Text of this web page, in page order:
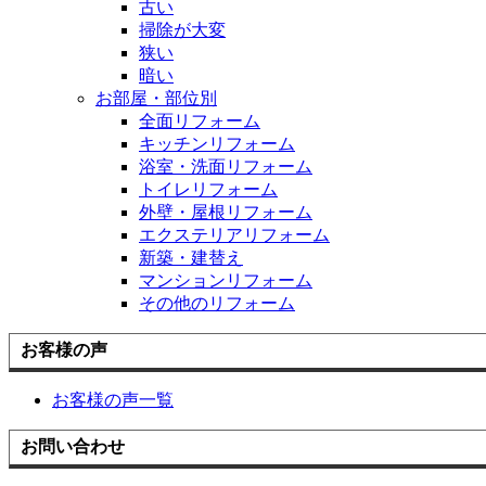
古い
掃除が大変
狭い
暗い
お部屋・部位別
全面リフォーム
キッチンリフォーム
浴室・洗面リフォーム
トイレリフォーム
外壁・屋根リフォーム
エクステリアリフォーム
新築・建替え
マンションリフォーム
その他のリフォーム
お客様の声
お客様の声一覧
お問い合わせ